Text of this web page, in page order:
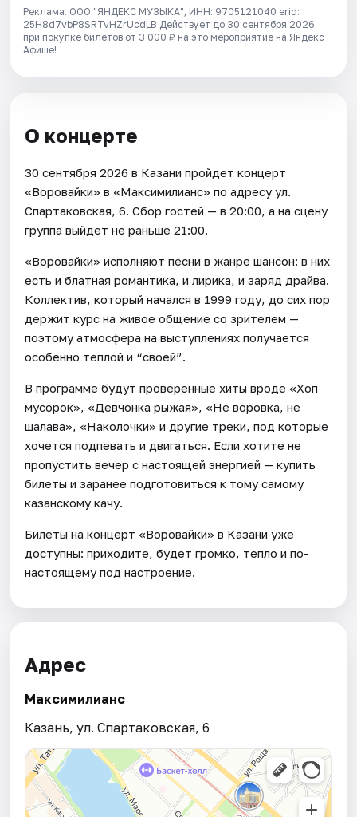
Реклама. ООО "ЯНДЕКС МУЗЫКА", ИНН: 9705121040 erid:
25H8d7vbP8SRTvHZrUcdLB Действует до 30 сентября 2026
при покупке билетов от 3 000 ₽ на это мероприятие на Яндекс
Афише!
О концерте
30 сентября 2026 в Казани пройдет концерт
«Воровайки» в «Максимилианс» по адресу ул.
Спартаковская, 6. Сбор гостей — в 20:00, а на сцену
группа выйдет не раньше 21:00.
«Воровайки» исполняют песни в жанре шансон: в них
есть и блатная романтика, и лирика, и заряд драйва.
Коллектив, который начался в 1999 году, до сих пор
держит курс на живое общение со зрителем —
поэтому атмосфера на выступлениях получается
особенно теплой и “своей”.
В программе будут проверенные хиты вроде «Хоп
мусорок», «Девчонка рыжая», «Не воровка, не
шалава», «Наколочки» и другие треки, под которые
хочется подпевать и двигаться. Если хотите не
пропустить вечер с настоящей энергией — купить
билеты и заранее подготовиться к тому самому
казанскому качу.
Билеты на концерт «Воровайки» в Казани уже
доступны: приходите, будет громко, тепло и по-
настоящему под настроение.
Адрес
Максимилианс
Казань, ул. Спартаковская, 6